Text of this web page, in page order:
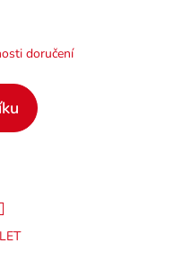
doručení